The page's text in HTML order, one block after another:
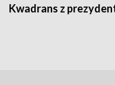
Kwadrans z